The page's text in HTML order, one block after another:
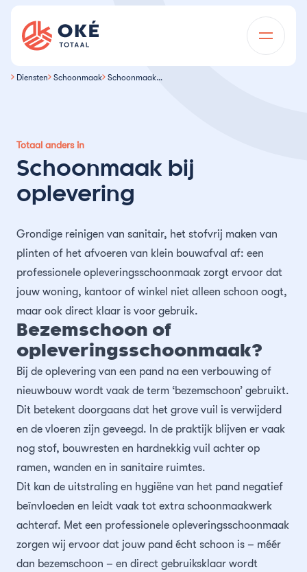
Oké Totaal
Voor wie
Vastgoedbeheerders
Overheidsinstellingen
Kantoren
Vastgoedonderhoud
Dagelijks onderhoud
Gevelonderhoud
Advies en projectbegeleiding
Chroom-6
Schimmel verwijderen
Schoonmaak
Trappenhuisreiniging
Specialistisch reinigen
Ontruimingen
Ondersteuning op locatie
Calamiteitendienst
Over ons
Wij zijn Oké
Certificeringen
Projecten
Vacatures
Kennisbank
Thema’s
Opdrachtgevers
Contact
Diensten Schoonmaak Schoonmaak bij oplevering
Totaal anders in
Schoonmaak bij
oplevering
Grondige reinigen van sanitair, het stofvrij maken van
plinten of het afvoeren van klein bouwafval af: een
professionele opleveringsschoonmaak zorgt ervoor dat
jouw woning, kantoor of winkel niet alleen schoon oogt,
maar ook direct klaar is voor gebruik.
Bezemschoon of
opleveringsschoonmaak?
Bij de oplevering van een pand na een verbouwing of
nieuwbouw wordt vaak de term ‘bezemschoon’ gebruikt.
Dit betekent doorgaans dat het grove vuil is verwijderd
en de vloeren zijn geveegd. In de praktijk blijven er vaak
nog stof, bouwresten en hardnekkig vuil achter op
ramen, wanden en in sanitaire ruimtes.
Dit kan de uitstraling en hygiëne van het pand negatief
beïnvloeden en leidt vaak tot extra schoonmaakwerk
achteraf. Met een professionele opleveringsschoonmaak
zorgen wij ervoor dat jouw pand écht schoon is – méér
dan bezemschoon – en direct gebruiksklaar wordt